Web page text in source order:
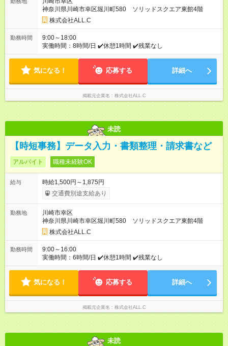
神奈川県川崎市幸区堀川町580 ソリッドスクエア東館4階
株式会社ALL.C
勤務時間
9:00～18:00
実働時間：8時間/日 ✔️休憩1時間 ✔️残業なし
気になる！ 応募する 詳細へ
掲載元企業名 株式会社ALL.C
未読
【時短事務】データ入力・書類整理・請求書など
アルバイト 職種未経験OK
給与
時給1,500円～1,875円
交通費別途支給あり
勤務地
川崎市幸区
神奈川県川崎市幸区堀川町580 ソリッドスクエア東館4階
株式会社ALL.C
勤務時間
9:00～16:00
実働時間：6時間/日 ✔️休憩1時間 ✔️残業なし
気になる！ 応募する 詳細へ
掲載元企業名 株式会社ALL.C
未読